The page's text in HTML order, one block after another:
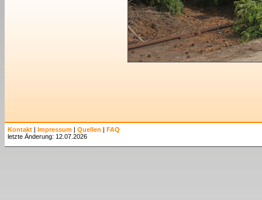
Kontakt | Impressum | Quellen | FAQ
letzte Änderung: 12.07.2026